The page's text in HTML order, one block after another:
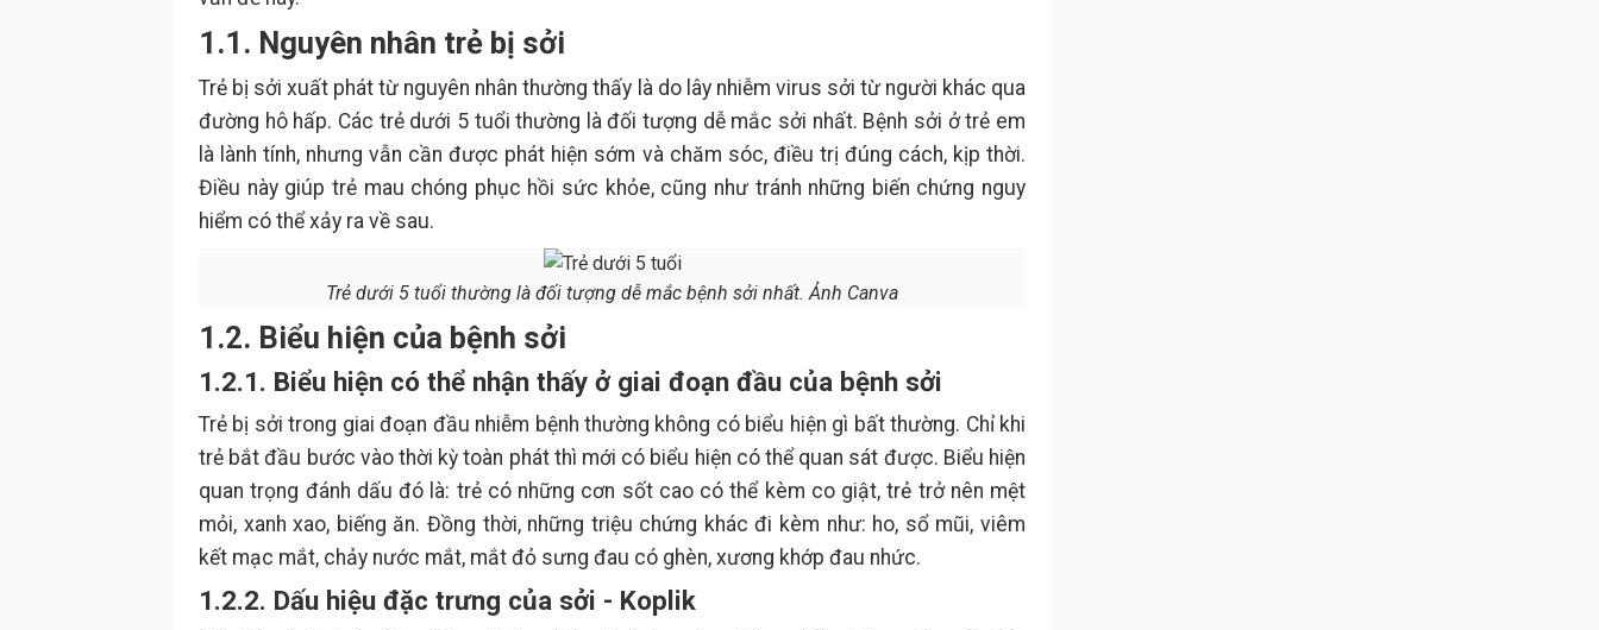
1.1. Nguyên nhân trẻ bị sởi
Trẻ bị sởi xuất phát từ nguyên nhân thường thấy là do lây nhiễm virus sởi từ người khác qua
đường hô hấp. Các trẻ dưới 5 tuổi thường là đối tượng dễ mắc sởi nhất. Bệnh sởi ở trẻ em
là lành tính, nhưng vẫn cần được phát hiện sớm và chăm sóc, điều trị đúng cách, kịp thời.
Điều này giúp trẻ mau chóng phục hồi sức khỏe, cũng như tránh những biến chứng nguy
hiểm có thể xảy ra về sau.
Trẻ dưới 5 tuổi thường là đối tượng dễ mắc bệnh sởi nhất. Ảnh Canva
1.2. Biểu hiện của bệnh sởi
1.2.1. Biểu hiện có thể nhận thấy ở giai đoạn đầu của bệnh sởi
Trẻ bị sởi trong giai đoạn đầu nhiễm bệnh thường không có biểu hiện gì bất thường. Chỉ khi
trẻ bắt đầu bước vào thời kỳ toàn phát thì mới có biểu hiện có thể quan sát được. Biểu hiện
quan trọng đánh dấu đó là: trẻ có những cơn sốt cao có thể kèm co giật, trẻ trở nên mệt
mỏi, xanh xao, biếng ăn. Đồng thời, những triệu chứng khác đi kèm như: ho, sổ mũi, viêm
kết mạc mắt, chảy nước mắt, mắt đỏ sưng đau có ghèn, xương khớp đau nhức.
1.2.2. Dấu hiệu đặc trưng của sởi - Koplik